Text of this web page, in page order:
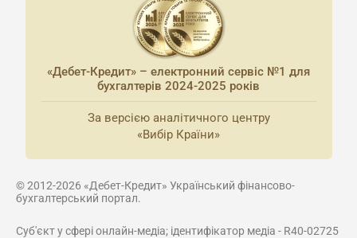
«Дебет-Кредит» – електронний сервіс №1 для
бухгалтерів 2024-2025 років
За версією аналітичного центру
«Вибір Країни»
© 2012-2026 «Дебет-Кредит» Український фінансово-
бухгалтерський портал.
Суб'єкт у сфері онлайн-медіа; ідентифікатор медіа - R40-02725